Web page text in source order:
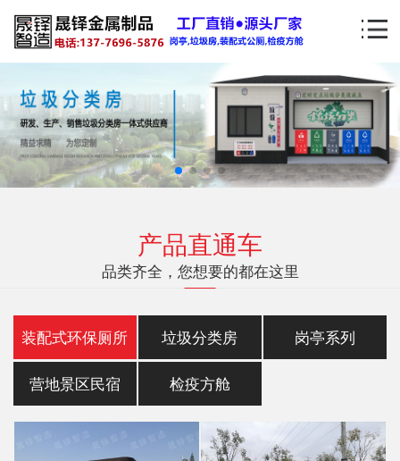
产品直通车
品类齐全，您想要的都在这里
装配式环保厕所 垃圾分类房 岗亭系列
营地景区民宿 检疫方舱